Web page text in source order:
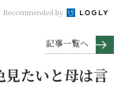
Recommended by
記事一覧へ
たいと母は言